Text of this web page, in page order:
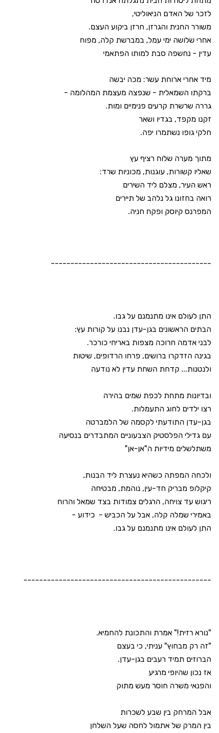
לזכר של האדם הניאוליטי,
משורר החנית והגרזן, חרזן ביקוע העצם.
אחרי שלושה ימי עמל, במברשת קלה, מפוח
עדין - נחשפה סבת למותו הפתאמי
מיד אחרי ארוחת עשר: מכה יבשה
ברקתו השמאלית - שנפצה מעצמת המהלומה -
גררה שרשרת קרעים פנימיים ומות.
זקנו מקפד, בגדיו ושאר
חלקי גופו נשתמרו יפה.
מתוך מערה שלוח רציף עץ
שאליו קשורות, עוגנות, מכוניות שרד:
ראש העיר, מצלם ליד השירים
רואה בחזונו גל נלהב של תיירים
המפרנס קיוסק ופקח חניה.
-----------------------------------------
התן לעולם אינו מתנמנם על גבו.
הבתים הראשונים בגן-עדן נבנו על קורות עץ:
לבני אדמה חרוכה מצפות באריחי כורכר.
בגינה הזדקרו ברושים, פרחו הרדופים, שיטות
ולנטנות... קדחת השחת עדין לא נודעה
ובדיונות מתחת לכפת שמים בהירה
רצו ילדים לחוג התעמלות.
בגן-עדן התודעתי לקסמה של הלמברטה
עם גדילי הפלסטיק הצבעוניים המתבדרים בנסיעה
משתלשלים מידיות ה"אן-אן"
ולכחה המפתה כשהיא נעצרת ליד הבנות,
קיקלופ מבריק חד-עין, נוהמת, מבטיחה
ריגוש עד צויחה, הרגלים צמודות בצד שמאל והרוח
באמירי שמלה קלה, אבל על הכביש - כידוע -
התן לעולם אינו מתנמנם על גבו.
------------------------------------------------
"נורא רזית!" אמרת והתכונת להחמיא.
"זה רק מבחוץ" עניתי, כי בעצם
הברוזים תמיד רעבים בגן-עדן.
אז נכון שהיופי מרגיע
והפנאי משרה חוסר מעש מתוק
אבל המרחק בין שבע לשכרות
בין המרק של אתמול לחסה שעל השלחן